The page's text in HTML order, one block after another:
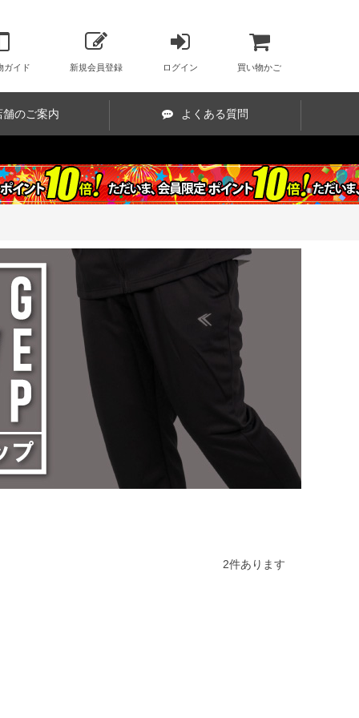
ガイド 新規会員登録 ログイン 買い物かご
舗のご案内 よくある質問
2件あります